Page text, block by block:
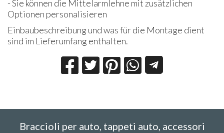
- Sie können die Mittelarmlehne mit zusätzlichen
Optionen personalisieren
Einbaubeschreibung und was für die Montage dient
sind im Lieferumfang enthalten.
Braccioli per auto, tappeti auto, accessori